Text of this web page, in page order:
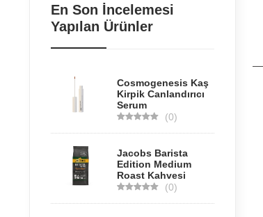
yakıtı tavsiye etti.
fazlası...
Bioethanol
Yakıtı -
toplumlar üzerindeki etkisi
ve birey ...
Jaguar Kitap - Yaşamak - Yu
Hua - Yaşamak - Yu Hua
En Son İncelemesi
Yapılan Ürünler
Cosmogenesis Kaş
Kirpik Canlandırıcı
Serum
(0)
Jacobs Barista
Edition Medium
Roast Kahvesi
(0)